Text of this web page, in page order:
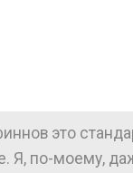
это
Я, по-моему,